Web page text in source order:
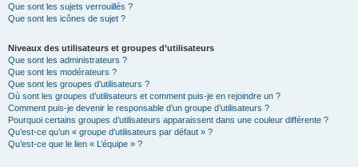
Que sont les sujets verrouillés ?
Que sont les icônes de sujet ?
Niveaux des utilisateurs et groupes d’utilisateurs
Que sont les administrateurs ?
Que sont les modérateurs ?
Que sont les groupes d’utilisateurs ?
Où sont les groupes d’utilisateurs et comment puis-je en rejoindre un ?
Comment puis-je devenir le responsable d’un groupe d’utilisateurs ?
Pourquoi certains groupes d’utilisateurs apparaissent dans une couleur différente ?
Qu’est-ce qu’un « groupe d’utilisateurs par défaut » ?
Qu’est-ce que le lien « L’équipe » ?